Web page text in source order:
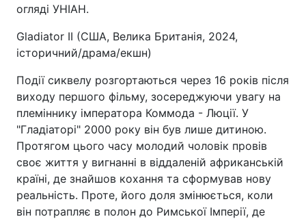
огляді УНІАН.
Gladiator II (США, Велика Британія, 2024,
історичний/драма/екшн)
Події сиквелу розгортаються через 16 років після
виходу першого фільму, зосереджуючи увагу на
племіннику імператора Коммода - Люції. У
"Гладіаторі" 2000 року він був лише дитиною.
Протягом цього часу молодий чоловік провів
своє життя у вигнанні в віддаленій африканській
країні, де знайшов кохання та сформував нову
реальність. Проте, його доля змінюється, коли
він потрапляє в полон до Римської Імперії, де